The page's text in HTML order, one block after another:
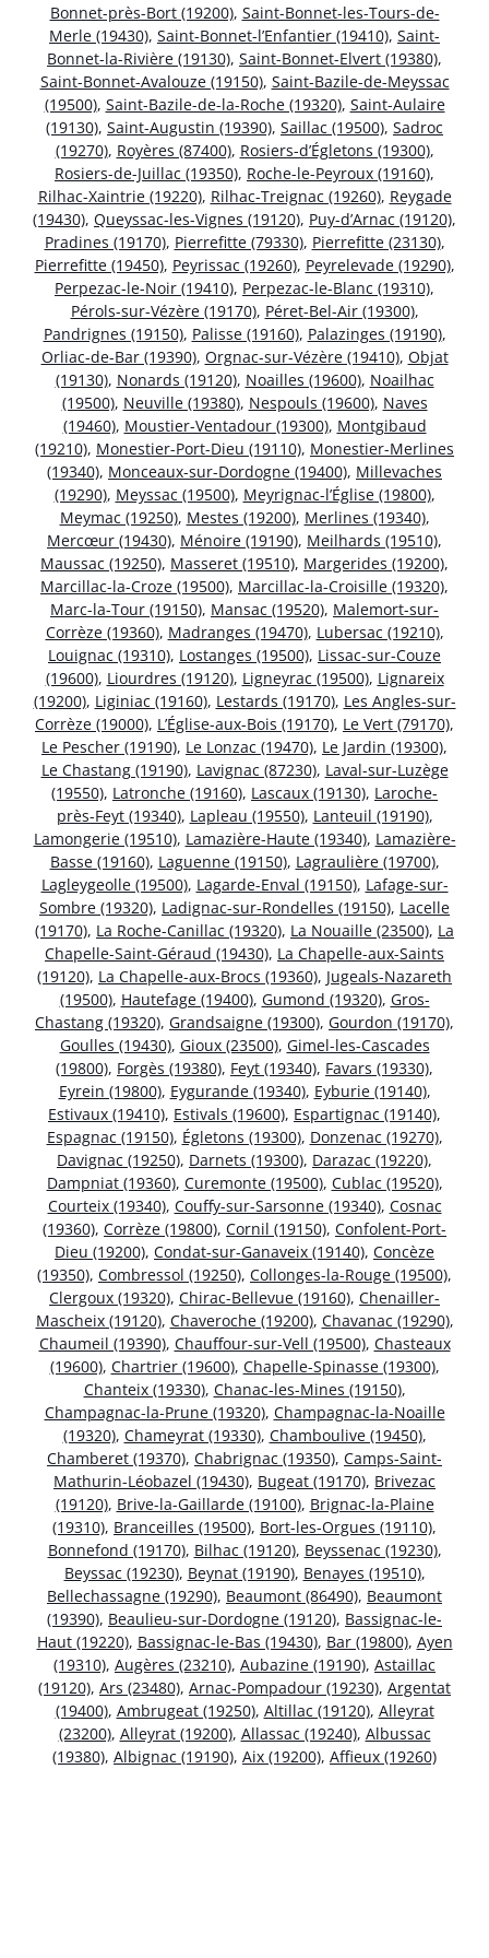
Bonnet-près-Bort (19200), Saint-Bonnet-les-Tours-de-
Merle (19430), Saint-Bonnet-l’Enfantier (19410), Saint-
Bonnet-la-Rivière (19130), Saint-Bonnet-Elvert (19380),
Saint-Bonnet-Avalouze (19150), Saint-Bazile-de-Meyssac
(19500), Saint-Bazile-de-la-Roche (19320), Saint-Aulaire
(19130), Saint-Augustin (19390), Saillac (19500), Sadroc
(19270), Royères (87400), Rosiers-d’Égletons (19300),
Rosiers-de-Juillac (19350), Roche-le-Peyroux (19160),
Rilhac-Xaintrie (19220), Rilhac-Treignac (19260), Reygade
(19430), Queyssac-les-Vignes (19120), Puy-d’Arnac (19120),
Pradines (19170), Pierrefitte (79330), Pierrefitte (23130),
Pierrefitte (19450), Peyrissac (19260), Peyrelevade (19290),
Perpezac-le-Noir (19410), Perpezac-le-Blanc (19310),
Pérols-sur-Vézère (19170), Péret-Bel-Air (19300),
Pandrignes (19150), Palisse (19160), Palazinges (19190),
Orliac-de-Bar (19390), Orgnac-sur-Vézère (19410), Objat
(19130), Nonards (19120), Noailles (19600), Noailhac
(19500), Neuville (19380), Nespouls (19600), Naves
(19460), Moustier-Ventadour (19300), Montgibaud
(19210), Monestier-Port-Dieu (19110), Monestier-Merlines
(19340), Monceaux-sur-Dordogne (19400), Millevaches
(19290), Meyssac (19500), Meyrignac-l’Église (19800),
Meymac (19250), Mestes (19200), Merlines (19340),
Mercœur (19430), Ménoire (19190), Meilhards (19510),
Maussac (19250), Masseret (19510), Margerides (19200),
Marcillac-la-Croze (19500), Marcillac-la-Croisille (19320),
Marc-la-Tour (19150), Mansac (19520), Malemort-sur-
Corrèze (19360), Madranges (19470), Lubersac (19210),
Louignac (19310), Lostanges (19500), Lissac-sur-Couze
(19600), Liourdres (19120), Ligneyrac (19500), Lignareix
(19200), Liginiac (19160), Lestards (19170), Les Angles-sur-
Corrèze (19000), L’Église-aux-Bois (19170), Le Vert (79170),
Le Pescher (19190), Le Lonzac (19470), Le Jardin (19300),
Le Chastang (19190), Lavignac (87230), Laval-sur-Luzège
(19550), Latronche (19160), Lascaux (19130), Laroche-
près-Feyt (19340), Lapleau (19550), Lanteuil (19190),
Lamongerie (19510), Lamazière-Haute (19340), Lamazière-
Basse (19160), Laguenne (19150), Lagraulière (19700),
Lagleygeolle (19500), Lagarde-Enval (19150), Lafage-sur-
Sombre (19320), Ladignac-sur-Rondelles (19150), Lacelle
(19170), La Roche-Canillac (19320), La Nouaille (23500), La
Chapelle-Saint-Géraud (19430), La Chapelle-aux-Saints
(19120), La Chapelle-aux-Brocs (19360), Jugeals-Nazareth
(19500), Hautefage (19400), Gumond (19320), Gros-
Chastang (19320), Grandsaigne (19300), Gourdon (19170),
Goulles (19430), Gioux (23500), Gimel-les-Cascades
(19800), Forgès (19380), Feyt (19340), Favars (19330),
Eyrein (19800), Eygurande (19340), Eyburie (19140),
Estivaux (19410), Estivals (19600), Espartignac (19140),
Espagnac (19150), Égletons (19300), Donzenac (19270),
Davignac (19250), Darnets (19300), Darazac (19220),
Dampniat (19360), Curemonte (19500), Cublac (19520),
Courteix (19340), Couffy-sur-Sarsonne (19340), Cosnac
(19360), Corrèze (19800), Cornil (19150), Confolent-Port-
Dieu (19200), Condat-sur-Ganaveix (19140), Concèze
(19350), Combressol (19250), Collonges-la-Rouge (19500),
Clergoux (19320), Chirac-Bellevue (19160), Chenailler-
Mascheix (19120), Chaveroche (19200), Chavanac (19290),
Chaumeil (19390), Chauffour-sur-Vell (19500), Chasteaux
(19600), Chartrier (19600), Chapelle-Spinasse (19300),
Chanteix (19330), Chanac-les-Mines (19150),
Champagnac-la-Prune (19320), Champagnac-la-Noaille
(19320), Chameyrat (19330), Chamboulive (19450),
Chamberet (19370), Chabrignac (19350), Camps-Saint-
Mathurin-Léobazel (19430), Bugeat (19170), Brivezac
(19120), Brive-la-Gaillarde (19100), Brignac-la-Plaine
(19310), Branceilles (19500), Bort-les-Orgues (19110),
Bonnefond (19170), Bilhac (19120), Beyssenac (19230),
Beyssac (19230), Beynat (19190), Benayes (19510),
Bellechassagne (19290), Beaumont (86490), Beaumont
(19390), Beaulieu-sur-Dordogne (19120), Bassignac-le-
Haut (19220), Bassignac-le-Bas (19430), Bar (19800), Ayen
(19310), Augères (23210), Aubazine (19190), Astaillac
(19120), Ars (23480), Arnac-Pompadour (19230), Argentat
(19400), Ambrugeat (19250), Altillac (19120), Alleyrat
(23200), Alleyrat (19200), Allassac (19240), Albussac
(19380), Albignac (19190), Aix (19200), Affieux (19260)